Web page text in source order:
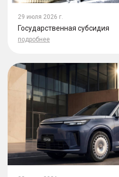
29 июля 2026 г.
Государственная субсидия
подробнее